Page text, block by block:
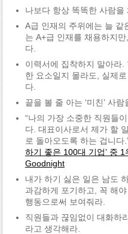
나보다 항상 똑똑한 사람을
A급 인재의 주위에는 늘 같
는 A+급 인재를 채용하지
다.
이력서에 집착하지 말아라
한 요소일지 몰라도, 실제
다.
끝을 볼 줄 아는 ‘미친’ 사람
“나의 가장 소중한 직원들
다. 대표이사로서 제가 할
로 돌아오도록 하는 겁니다
하기 좋은 100대 기업’ 중
Goodnight
내가 하기 싫은 일은 남도
과감하게 포기하고, 꼭 해
행동으로써 보여줘라.
직원들과 끊임없이 대화하
라고 생각해라.